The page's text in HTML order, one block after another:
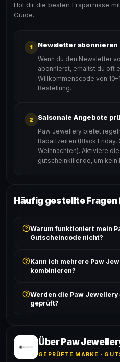
Hol dir die besten Ersparnisse
Guide.
1 Newsletter abonnieren
Wenn du den Newsletter
abonnierst, erhältst du oft
Willkommenscode von
Bestellung.
2 Saisonale Angebote
Paw Jewellery bietet
Rabattzeiten (Black Friday,
Weihnachten). Aktiviere
gutscheinkiller.de, um
Häufig gestellte Fragen
Warum funktioniert mein
Gutscheincode nicht?
ist und ob der Code nicht
gilt. Alle Bedingungen
Kann ich mehrere Paw
kombinieren?
akzeptiert. Die Kombination
ausgeschlossen, sofern die
Werden die Paw
geprüft?
Erfolgsquote wird bei
Über Paw
GEPRÜFTE MARKE ·